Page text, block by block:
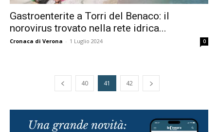
Gastroenterite a Torri del Benaco: il
norovirus trovato nella rete idrica...
Cronaca di Verona - 1 Luglio 2024 0
40 41 42